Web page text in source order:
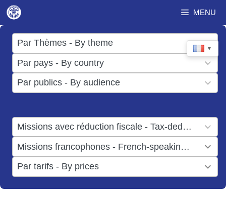
Aller
au
contenu
MENU
▼
Par Thèmes - By theme
17
results
available
Par pays - By country
50
results
available
Par publics - By audience
results
Missions avec réduction fiscale - Tax-deductible missions
result
available
Missions francophones - French-speaking missions
result
available
Par tarifs - By prices
results
available